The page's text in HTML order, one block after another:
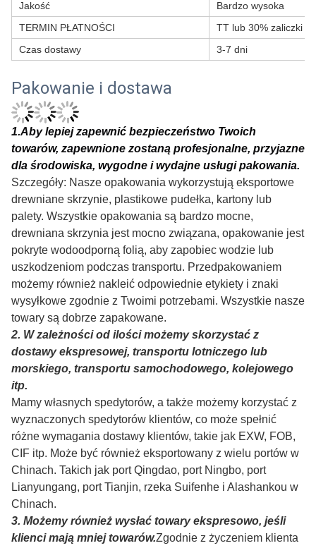
Jakość
Bardzo wysoka
TERMIN PŁATNOŚCI
TT lub 30% zaliczki
Czas dostawy
3-7 dni
Pakowanie i dostawa
1.Aby lepiej zapewnić bezpieczeństwo Twoich
towarów, zapewnione zostaną profesjonalne, przyjazne
dla środowiska, wygodne i wydajne usługi pakowania.
Szczegóły: Nasze opakowania wykorzystują eksportowe
drewniane skrzynie, plastikowe pudełka, kartony lub
palety. Wszystkie opakowania są bardzo mocne,
drewniana skrzynia jest mocno związana, opakowanie jest
pokryte wodoodporną folią, aby zapobiec wodzie lub
uszkodzeniom podczas transportu. Przedpakowaniem
możemy również nakleić odpowiednie etykiety i znaki
wysyłkowe zgodnie z Twoimi potrzebami. Wszystkie nasze
towary są dobrze zapakowane.
2. W zależności od ilości możemy skorzystać z
dostawy ekspresowej, transportu lotniczego lub
morskiego, transportu samochodowego, kolejowego
itp.
Mamy własnych spedytorów, a także możemy korzystać z
wyznaczonych spedytorów klientów, co może spełnić
różne wymagania dostawy klientów, takie jak EXW, FOB,
CIF itp. Może być również eksportowany z wielu portów w
Chinach. Takich jak port Qingdao, port Ningbo, port
Lianyungang, port Tianjin, rzeka Suifenhe i Alashankou w
Chinach.
3. Możemy również wysłać towary ekspresowo, jeśli
klienci mają mniej towarów.Zgodnie z życzeniem klienta